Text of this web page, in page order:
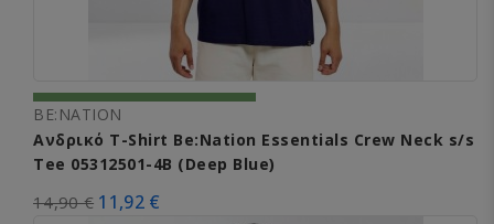
BE:NATION
Ανδρικό T-Shirt Be:Nation Essentials Crew Neck s/s
Tee 05312501-4B (Deep Blue)
14,90 € 11,92 €